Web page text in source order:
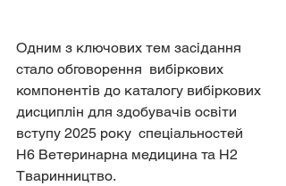
Одним з ключових тем засідання
стало обговорення  вибіркових
компонентів до каталогу вибіркових
дисциплін для здобувачів освіти
вступу 2025 року  спеціальностей
Н6 Ветеринарна медицина та Н2
Тваринництво.